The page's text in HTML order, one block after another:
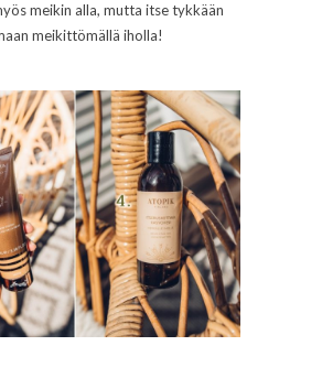
meikin alla, mutta itse tykkään
meikittömällä iholla!